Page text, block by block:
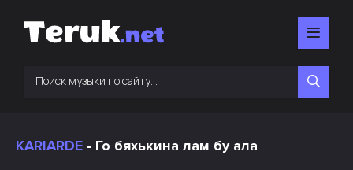
KARIARDE - Го бяхькина лам бу ала